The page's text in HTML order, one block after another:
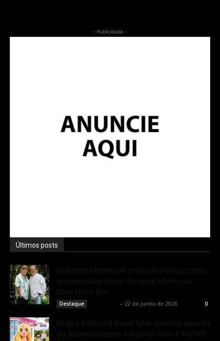
- Publicidade -
Últimos posts
Destaque - 22 de junho de 2026 0